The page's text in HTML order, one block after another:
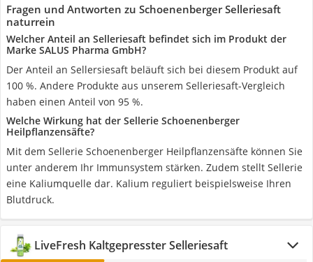
Fragen und Antworten zu Schoenenberger Selleriesaft
naturrein
Welcher Anteil an Selleriesaft befindet sich im Produkt der
Marke SALUS Pharma GmbH?
Der Anteil an Sellersiesaft beläuft sich bei diesem Produkt auf
100 %. Andere Produkte aus unserem Selleriesaft-Vergleich
haben einen Anteil von 95 %.
Welche Wirkung hat der Sellerie Schoenenberger
Heilpflanzensäfte?
Mit dem Sellerie Schoenenberger Heilpflanzensäfte können Sie
unter anderem Ihr Immunsystem stärken. Zudem stellt Sellerie
eine Kaliumquelle dar. Kalium reguliert beispielsweise Ihren
Blutdruck.
LiveFresh Kaltgepresster Selleriesaft